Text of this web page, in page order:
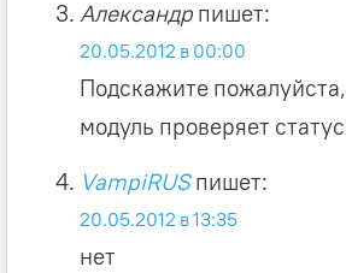
Александр пишет:
20.05.2012 в 00:00
Подскажите
модуль проверяет
VampiRUSпишет:
20.05.2012 в 13:35
нет